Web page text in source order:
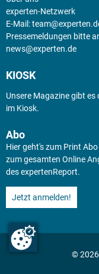
experten-Netzwerk
E-Mail:
Pressemeldungen bitte
news@experten.de
KIOSK
Unsere Magazine gibt es
im Kiosk.
Abo
Hier geht's zum Print Abo
zum gesamten Online
des expertenReport.
Jetzt anmelden!
©